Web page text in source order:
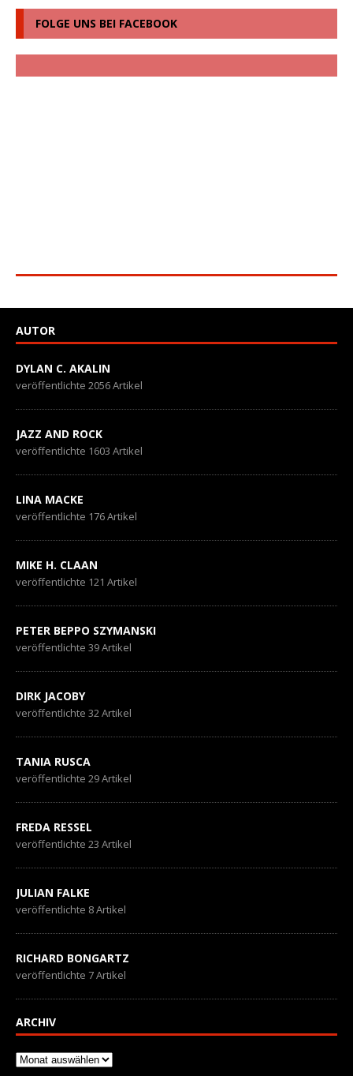
FOLGE UNS BEI FACEBOOK
AUTOR
DYLAN C. AKALIN
veröffentlichte 2056 Artikel
JAZZ AND ROCK
veröffentlichte 1603 Artikel
LINA MACKE
veröffentlichte 176 Artikel
MIKE H. CLAAN
veröffentlichte 121 Artikel
PETER BEPPO SZYMANSKI
veröffentlichte 39 Artikel
DIRK JACOBY
veröffentlichte 32 Artikel
TANIA RUSCA
veröffentlichte 29 Artikel
FREDA RESSEL
veröffentlichte 23 Artikel
JULIAN FALKE
veröffentlichte 8 Artikel
RICHARD BONGARTZ
veröffentlichte 7 Artikel
ARCHIV
Archiv